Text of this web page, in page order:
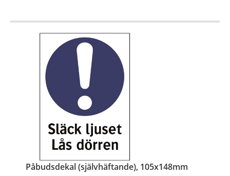
Påbudsdekal (självhäftande), 105x148mm